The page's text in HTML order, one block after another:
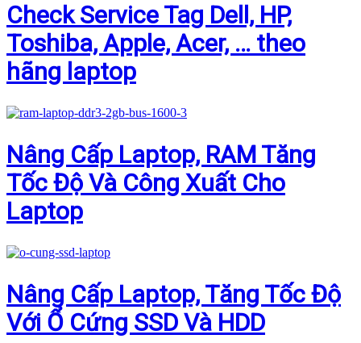
Check Service Tag Dell, HP,
Toshiba, Apple, Acer, … theo
hãng laptop
Nâng Cấp Laptop, RAM Tăng
Tốc Độ Và Công Xuất Cho
Laptop
Nâng Cấp Laptop, Tăng Tốc Độ
Với Ổ Cứng SSD Và HDD